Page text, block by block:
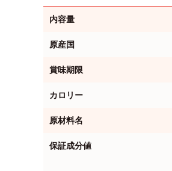
内容量
原産国
賞味期限
カロリー
原材料名
保証成分値